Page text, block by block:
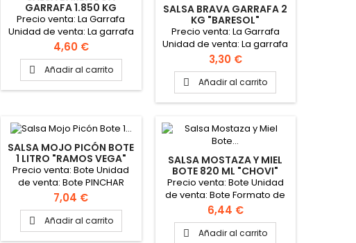
GARRAFA 1.850 KG
"BARESOL"
Precio venta: La Garrafa
Unidad de venta: La garrafa
Precio
4,60 €
 Añadir al carrito
SALSA BRAVA GARRAFA 2
KG "BARESOL"
Precio venta: La Garrafa
Unidad de venta: La garrafa
Precio
3,30 €
 Añadir al carrito
SALSA MOJO PICÓN BOTE
1 LITRO "RAMOS VEGA"
Precio venta: Bote Unidad
de venta: Bote PINCHAR
AQUÍ PARA VER FICHA
TÉCNICA
Precio
7,04 €
 Añadir al carrito
SALSA MOSTAZA Y MIEL
BOTE 820 ML "CHOVI"
Precio venta: Bote Unidad
de venta: Bote Formato de
la caja: 8 botes
Precio
6,44 €
 Añadir al carrito